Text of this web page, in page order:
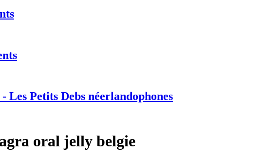
Les Petits Debs néerlandophones
oral jelly belgie